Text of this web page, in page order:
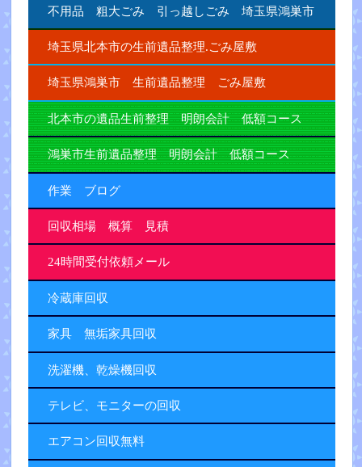
不用品 粗大ごみ 引っ越しごみ 埼玉県鴻巣市
埼玉県北本市の生前遺品整理.ごみ屋敷
埼玉県鴻巣市 生前遺品整理 ごみ屋敷
北本市の遺品生前整理 明朗会計 低額コース
鴻巣市生前遺品整理 明朗会計 低額コース
作業 ブログ
回収相場 概算 見積
24時間受付依頼メール
冷蔵庫回収
家具 無垢家具回収
洗濯機、乾燥機回収
テレビ、モニターの回収
エアコン回収無料